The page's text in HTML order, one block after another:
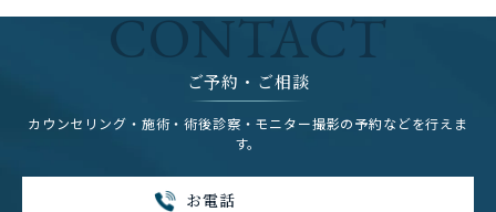
CONTACT
ご予約・ご相談
カウンセリング・施術・術後診察・モニター撮影の予約などを行えま
す。
お電話